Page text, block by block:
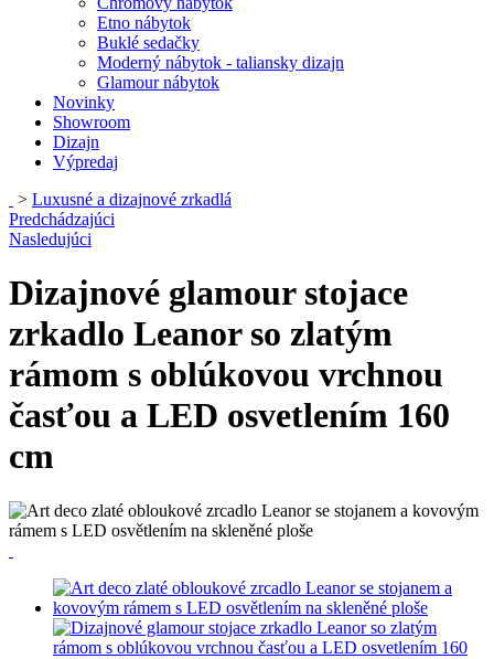
Etno nábytok
Buklé sedačky
Moderný nábytok - taliansky dizajn
Glamour nábytok
Novinky
Showroom
Dizajn
Výpredaj
> Luxusné a dizajnové zrkadlá
Predchádzajúci
Nasledujúci
Dizajnové glamour stojace
zrkadlo Leanor so zlatým
rámom s oblúkovou vrchnou
časťou a LED osvetlením 160
cm